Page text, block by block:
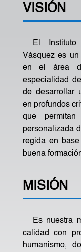
VISIÓN
El
Vásquez es
en el área
especialidad
de desarrollar
en profundos
que
personalizada
regida en
buena
MISIÓN
Es nuestra
calidad con
humanismo,